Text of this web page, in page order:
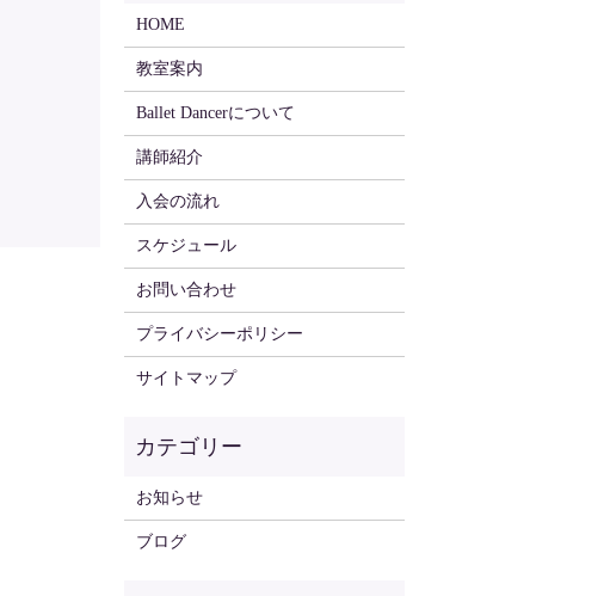
HOME
教室案内
Ballet Dancerについて
講師紹介
入会の流れ
スケジュール
お問い合わせ
プライバシーポリシー
サイトマップ
お知らせ
ブログ